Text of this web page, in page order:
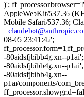
)';
AppleWebKit/537.36
Mobile Safari/537.36;
08-05 23:41:42';
-80aidsfjbibb4g.xn--
-80aidsfjbibb4g.xn--
-80aidsfjbibb4g.xn--
p1ai/components/